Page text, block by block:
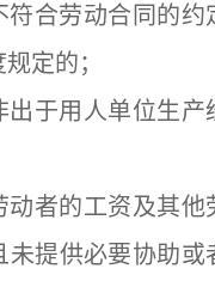
合劳动合同的约
定的；
于用人单位生产
者的工资及其他
未提供必要协助或